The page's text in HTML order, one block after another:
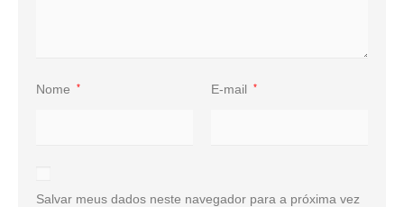
Nome * E-mail *
Salvar meus dados neste navegador para a próxima vez